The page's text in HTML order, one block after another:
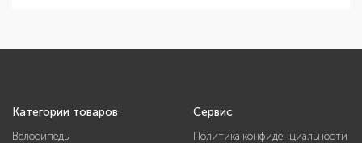
Категории товаров
Велосипеды
Сервис
Политика конфиденциальности